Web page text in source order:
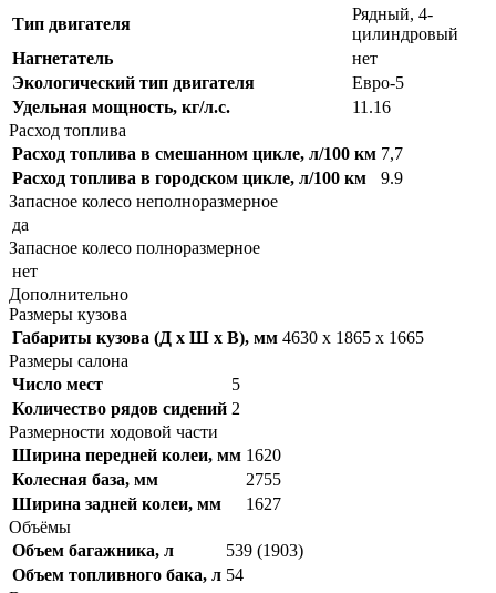
Тип двигателя
Рядный, 4-
цилиндровый
Нагнетатель
нет
Экологический тип двигателя
Евро-5
Удельная мощность, кг/л.с.
11.16
Расход топлива
Расход топлива в смешанном цикле, л/100 км 7,7
Расход топлива в городском цикле, л/100 км
9.9
Запасное колесо неполноразмерное
да
Запасное колесо полноразмерное
нет
Дополнительно
Размеры кузова
Габариты кузова (Д x Ш x В), мм 4630 x 1865 x 1665
Размеры салона
Число мест
5
Количество рядов сидений 2
Размерности ходовой части
Ширина передней колеи, мм 1620
Колесная база, мм
2755
Ширина задней колеи, мм
1627
Объёмы
Объем багажника, л
539 (1903)
Объем топливного бака, л 54